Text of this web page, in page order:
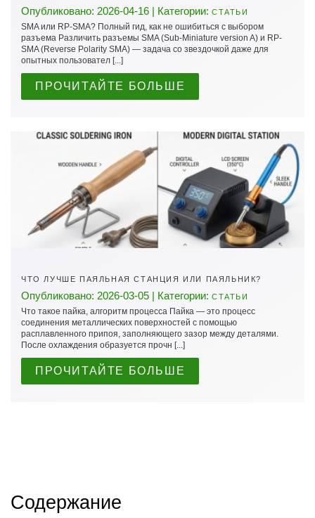
Опубликовано: 2026-04-16 | Категории: СТАТЬИ
SMA или RP-SMA? Полный гид, как не ошибиться с выбором
разъема Различить разъемы SMA (Sub-Miniature version A) и RP-
SMA (Reverse Polarity SMA) — задача со звездочкой даже для
опытных пользовател [...]
ПРОЧИТАЙТЕ БОЛЬШЕ
ЧТО ЛУЧШЕ ПАЯЛЬНАЯ СТАНЦИЯ ИЛИ ПАЯЛЬНИК?
Опубликовано: 2026-03-05 | Категории: СТАТЬИ
Что такое пайка, алгоритм процесса Пайка — это процесс
соединения металлических поверхностей с помощью
расплавленного припоя, заполняющего зазор между деталями.
После охлаждения образуется прочн [...]
ПРОЧИТАЙТЕ БОЛЬШЕ
Содержание